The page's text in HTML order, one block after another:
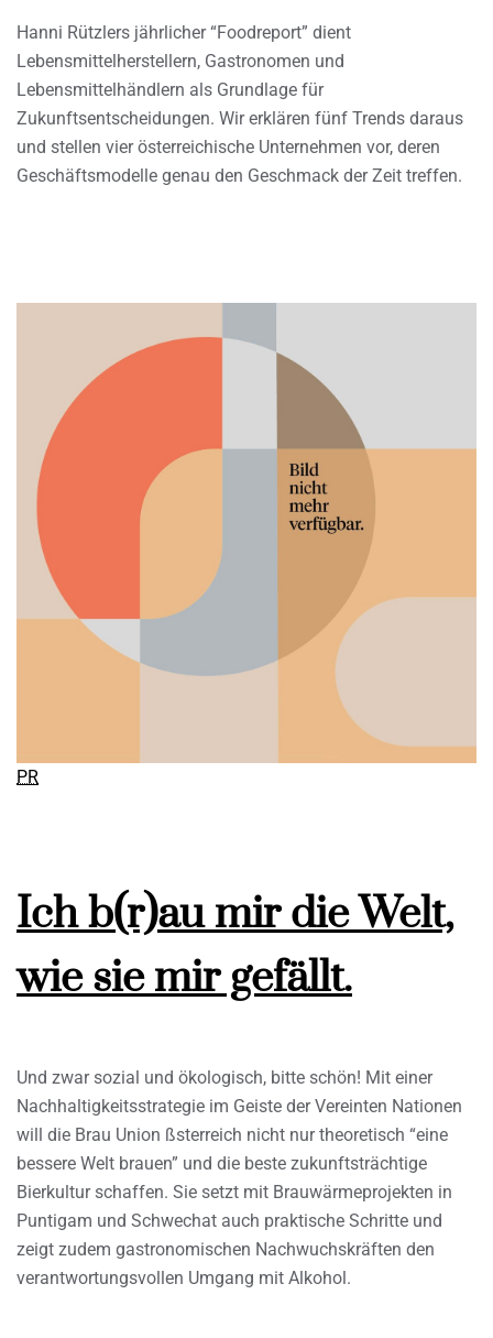
Hanni Rützlers jährlicher “Foodreport” dient
Lebensmittelherstellern, Gastronomen und
Lebensmittelhändlern als Grundlage für
Zukunftsentscheidungen. Wir erklären fünf Trends daraus
und stellen vier österreichische Unternehmen vor, deren
Geschäftsmodelle genau den Geschmack der Zeit treffen.
PR
Ich b(r)au mir die Welt,
wie sie mir gefällt.
Und zwar sozial und ökologisch, bitte schön! Mit einer
Nachhaltigkeitsstrategie im Geiste der Vereinten Nationen
will die Brau Union ßsterreich nicht nur theoretisch “eine
bessere Welt brauen” und die beste zukunftsträchtige
Bierkultur schaffen. Sie setzt mit Brauwärmeprojekten in
Puntigam und Schwechat auch praktische Schritte und
zeigt zudem gastronomischen Nachwuchskräften den
verantwortungsvollen Umgang mit Alkohol.